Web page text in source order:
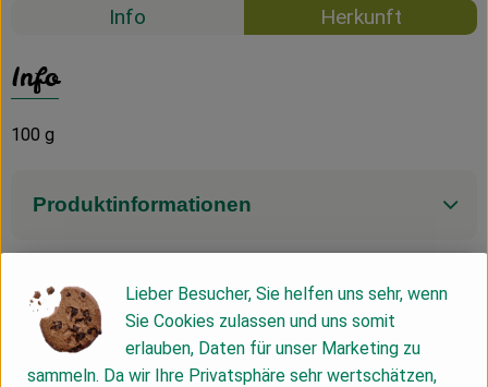
Info Herkunft
Info
100 g
Produktinformationen
Zutaten
Nährwert-Info
Lieber Besucher, Sie helfen uns sehr, wenn
Sie Cookies zulassen und uns somit
erlauben, Daten für unser Marketing zu
sammeln. Da wir Ihre Privatsphäre sehr wertschätzen,